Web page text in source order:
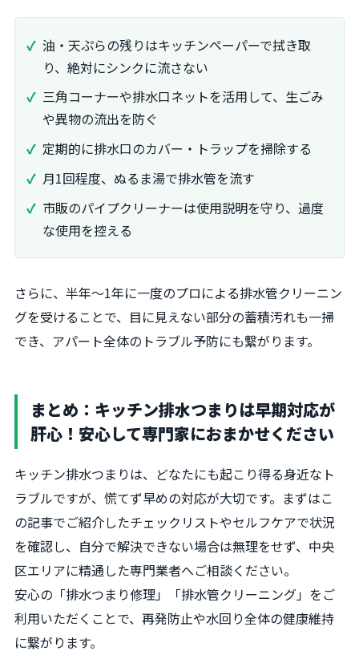
油・天ぷらの残りはキッチンペーパーで拭き取
り、絶対にシンクに流さない
三角コーナーや排水口ネットを活用して、生ごみ
や異物の流出を防ぐ
定期的に排水口のカバー・トラップを掃除する
月1回程度、ぬるま湯で排水管を流す
市販のパイプクリーナーは使用説明を守り、過度
な使用を控える
さらに、半年～1年に一度のプロによる排水管クリーニン
グを受けることで、目に見えない部分の蓄積汚れも一掃
でき、アパート全体のトラブル予防にも繋がります。
まとめ：キッチン排水つまりは早期対応が
肝心！安心して専門家におまかせください
キッチン排水つまりは、どなたにも起こり得る身近なト
ラブルですが、慌てず早めの対応が大切です。まずはこ
の記事でご紹介したチェックリストやセルフケアで状況
を確認し、自分で解決できない場合は無理をせず、中央
区エリアに精通した専門業者へご相談ください。
安心の「排水つまり修理」「排水管クリーニング」をご
利用いただくことで、再発防止や水回り全体の健康維持
に繋がります。